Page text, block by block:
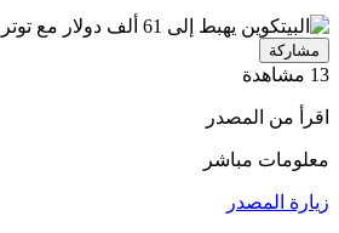
مشاركة
13 مشاهدة
اقرأ من المصدر
معلومات مباشر
زيارة المصدر